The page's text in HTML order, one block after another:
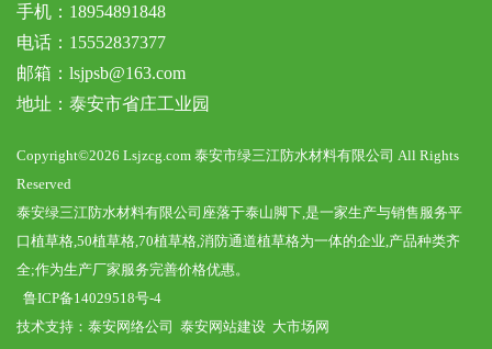
手机：18954891848
电话：15552837377
邮箱：lsjpsb@163.com
地址：泰安市省庄工业园
Copyright©2026 Lsjzcg.com 泰安市绿三江防水材料有限公司 All Rights
Reserved
泰安绿三江防水材料有限公司座落于泰山脚下,是一家生产与销售服务平
口植草格,50植草格,70植草格,消防通道植草格为一体的企业,产品种类齐
全;作为生产厂家服务完善价格优惠。
鲁ICP备14029518号-4
技术支持： 泰安网络公司 泰安网站建设 大市场网